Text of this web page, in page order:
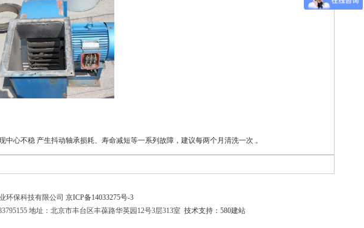
心不稳 产生抖动轴承损耗、寿命减短等一系列故障，建议每两个月清洗一次 。
环保科技有限公司 京ICP备14033275号-3
地址：北京市丰台区丰葆路华英园12号3层313室 技术支持：580建站